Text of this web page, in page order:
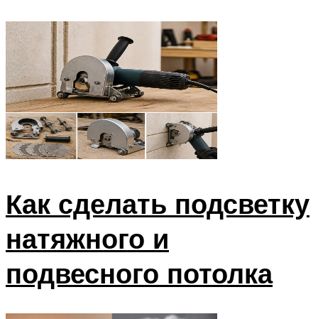
Как сделать подсветку
натяжного и
подвесного потолка